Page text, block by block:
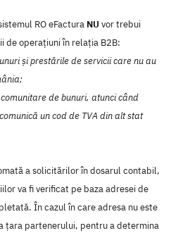
RO eFactura NU vor trebui
de operațiuni în relația B2B:
și prestările de servicii care nu au
de bunuri, atunci când
un cod de TVA din alt stat
a solicitărilor în dosarul contabil,
va fi verificat pe baza adresei de
În cazul în care adresa nu este
țara partenerului, pentru a determina